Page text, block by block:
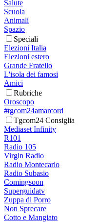
Salute
Scuola
Animali
Spazio
Speciali
Elezioni Italia
Elezioni estero
Grande Fratello
L'isola dei famosi
Amici
Rubriche
Oroscopo
#tgcom24amarcord
Tgcom24 Consiglia
Mediaset Infinity
R101
Radio 105
Virgin Radio
Radio Montecarlo
Radio Subasio
Comingsoon
Superguidatv
Zuppa di Porro
Non Sprecare
Cotto e Mangiato